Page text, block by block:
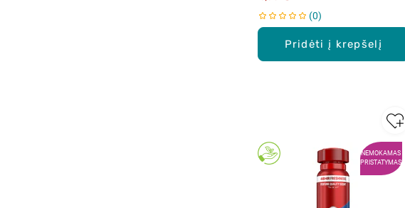
Pridėti į krepšelį
0
NEMOKAMAS
PRISTATYMAS